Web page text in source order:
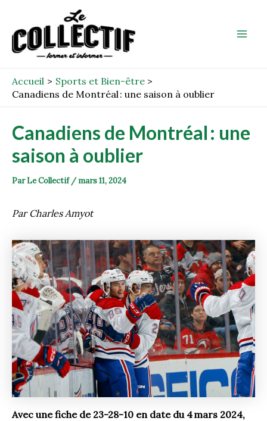
contenu
Accueil
Sports et Bien-être
Canadiens de Montréal : une saison à oublier
Canadiens de Montréal : une
saison à oublier
ParLe Collectif / mars 11, 2024
Par Charles Amyot
Avec une fiche de 23-28-10 en date du 4 mars 2024,
navigation